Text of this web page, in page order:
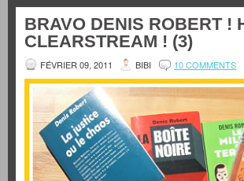
BRAVO DENIS ROBERT !
CLEARSTREAM ! (3)
FÉVRIER 09, 2011 BIBI 10 COMMENTS